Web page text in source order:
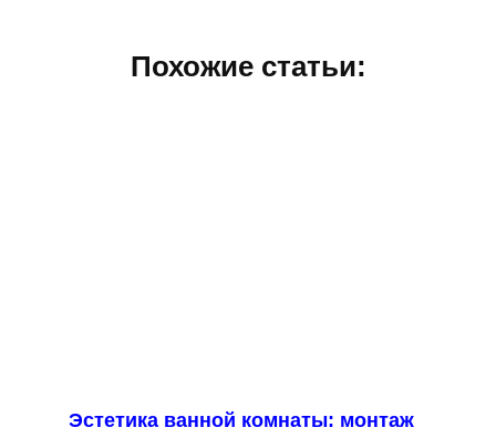
Похожие статьи:
Эстетика ванной комнаты: монтаж